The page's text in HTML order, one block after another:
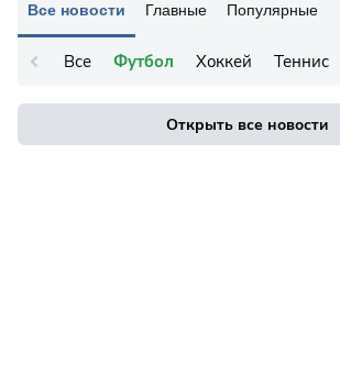
Все новости Главные Популярные
Все Футбол Хоккей Теннис
Открыть все новости